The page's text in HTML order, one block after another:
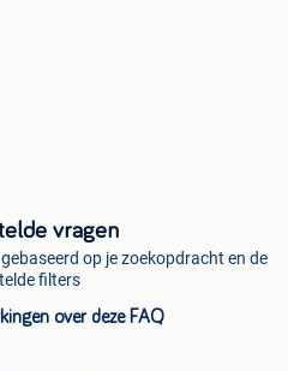
vragen
op je zoekopdracht en de
filters
over deze FAQ